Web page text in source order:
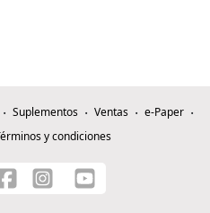
Suplementos Ventas
e-Paper
y condiciones